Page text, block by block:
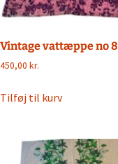
Vintage vattæppe no 8
450,00 kr.
Tilføj til kurv